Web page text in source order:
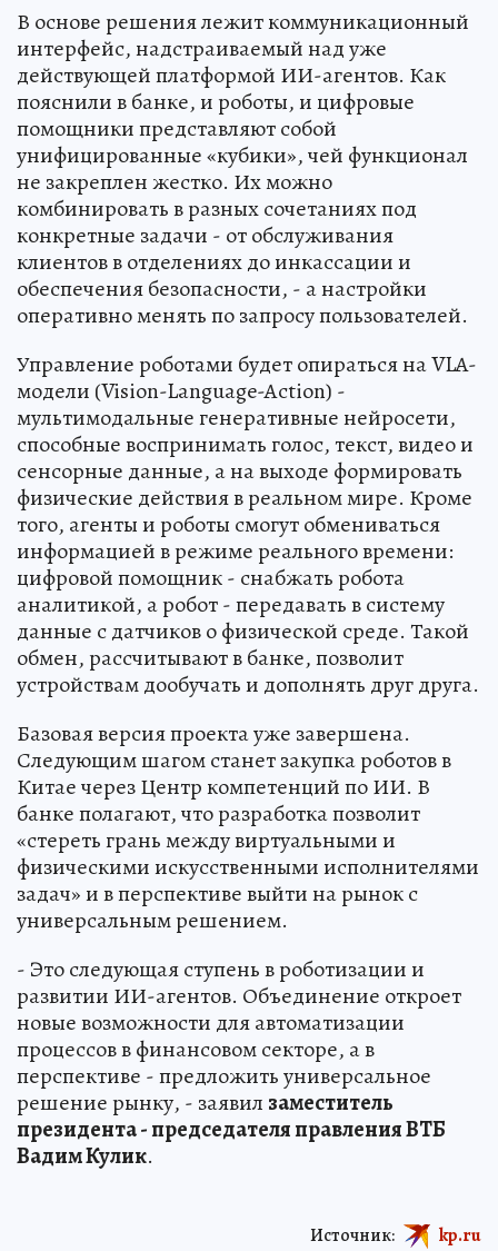
В основе решения лежит коммуникационный
интерфейс, надстраиваемый над уже
действующей платформой ИИ-агентов. Как
пояснили в банке, и роботы, и цифровые
помощники представляют собой
унифицированные «кубики», чей функционал
не закреплен жестко. Их можно
комбинировать в разных сочетаниях под
конкретные задачи - от обслуживания
клиентов в отделениях до инкассации и
обеспечения безопасности, - а настройки
оперативно менять по запросу пользователей.
Управление роботами будет опираться на VLA-
модели (Vision-Language-Action) -
мультимодальные генеративные нейросети,
способные воспринимать голос, текст, видео и
сенсорные данные, а на выходе формировать
физические действия в реальном мире. Кроме
того, агенты и роботы смогут обмениваться
информацией в режиме реального времени:
цифровой помощник - снабжать робота
аналитикой, а робот - передавать в систему
данные с датчиков о физической среде. Такой
обмен, рассчитывают в банке, позволит
устройствам дообучать и дополнять друг друга.
Базовая версия проекта уже завершена.
Следующим шагом станет закупка роботов в
Китае через Центр компетенций по ИИ. В
банке полагают, что разработка позволит
«стереть грань между виртуальными и
физическими искусственными исполнителями
задач» и в перспективе выйти на рынок с
универсальным решением.
- Это следующая ступень в роботизации и
развитии ИИ-агентов. Объединение откроет
новые возможности для автоматизации
процессов в финансовом секторе, а в
перспективе - предложить универсальное
решение рынку, - заявил заместитель
президента - председателя правления ВТБ
Вадим Кулик.
Источник: kp.ru